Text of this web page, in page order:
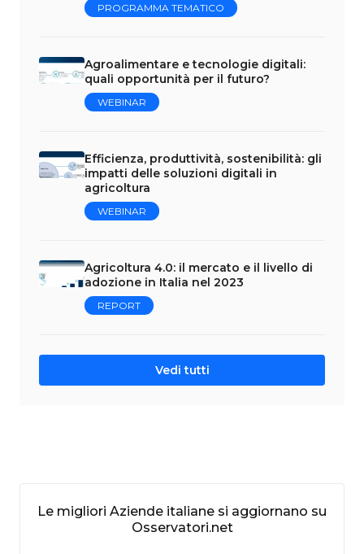
PROGRAMMA TEMATICO
Agroalimentare e tecnologie digitali:
quali opportunità per il futuro?
WEBINAR
Efficienza, produttività, sostenibilità: gli
impatti delle soluzioni digitali in
agricoltura
WEBINAR
Agricoltura 4.0: il mercato e il livello di
adozione in Italia nel 2023
REPORT
Vedi tutti
Le migliori Aziende italiane si aggiornano su
Osservatori.net